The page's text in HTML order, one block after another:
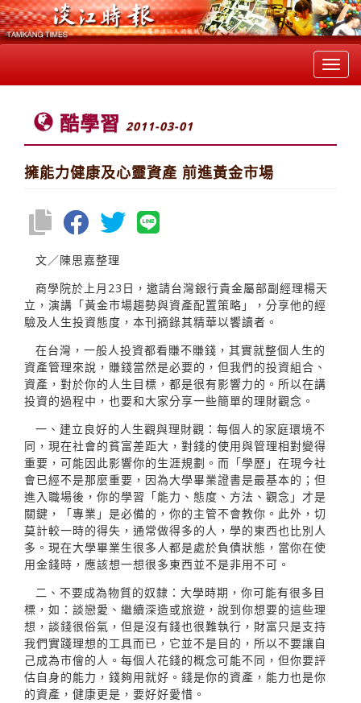
酷學習 2011-03-01
擁能力健康及心靈資產 前進黃金市場
文／陳思嘉整理
商學院於上月23日，邀請台灣銀行貴金屬部副經理楊天
立，演講「黃金市場趨勢與資產配置策略」，分享他的經
驗及人生投資態度，本刊摘錄其精華以饗讀者。
在台灣，一般人投資都看賺不賺錢，其實就整個人生的
資產管理來說，賺錢當然是必要的，但我們的投資組合、
資產，對於你的人生目標，都是很有影響力的。所以在講
投資的過程中，也要和大家分享一些簡單的理財觀念。
一、建立良好的人生觀與理財觀：每個人的家庭環境不
同，現在社會的貧富差距大，對錢的使用與管理相對變得
重要，可能因此影響你的生涯規劃。而「學歷」在現今社
會已經不是那麼重要，因為大學畢業證書是最基本的；但
進入職場後，你的學習「能力、態度、方法、觀念」才是
關鍵，「專業」是必備的，你的主管不會教你。此外，切
莫計較一時的得失，通常做得多的人，學的東西也比別人
多。現在大學畢業生很多人都是處於負債狀態，當你在使
用金錢時，應該想一想很多東西並不是非用不可。
二、不要成為物質的奴隸：大學時期，你可能有很多目
標，如：談戀愛、繼續深造或旅遊，說到你想要的這些理
想，談錢很俗氣，但是沒有錢也很難執行，財富只是支持
我們實踐理想的工具而已，它並不是目的，所以不要讓自
己成為市儈的人。每個人花錢的概念可能不同，但你要評
估自身的能力，錢夠用就好。錢是你的資產，能力也是你
的資產，健康更是，要好好愛惜。